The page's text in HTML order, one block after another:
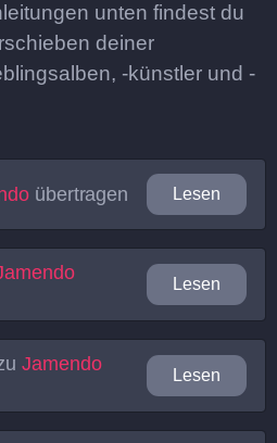
unten findest du
deiner
-künstler und -
übertragen Lesen
Lesen
Jamendo
Lesen